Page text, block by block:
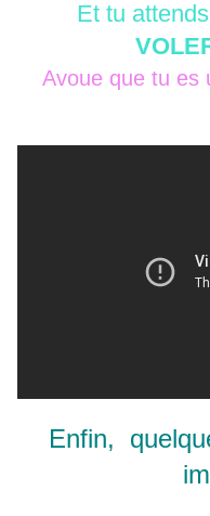
Et tu
Avoue que tu es
Enfin,